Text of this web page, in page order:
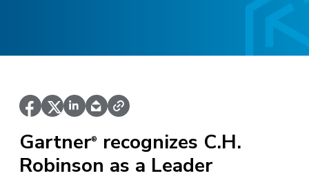
Gartner®
recognizes C.H.
Robinson as a Leader